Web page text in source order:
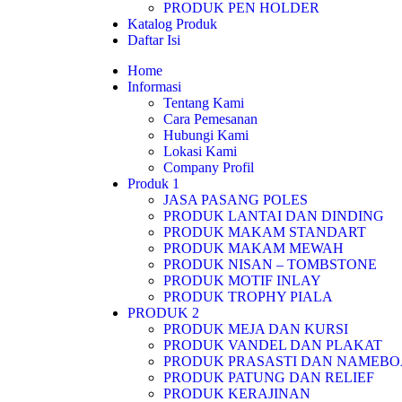
PRODUK PEN HOLDER
Katalog Produk
Daftar Isi
Home
Informasi
Tentang Kami
Cara Pemesanan
Hubungi Kami
Lokasi Kami
Company Profil
Produk 1
JASA PASANG POLES
PRODUK LANTAI DAN DINDING
PRODUK MAKAM STANDART
PRODUK MAKAM MEWAH
PRODUK NISAN – TOMBSTONE
PRODUK MOTIF INLAY
PRODUK TROPHY PIALA
PRODUK 2
PRODUK MEJA DAN KURSI
PRODUK VANDEL DAN PLAKAT
PRODUK PRASASTI DAN
PRODUK PATUNG DAN RELIEF
PRODUK KERAJINAN